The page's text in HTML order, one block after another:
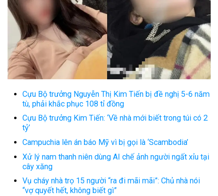
Cựu Bộ trưởng Nguyễn Thị Kim Tiến bị đề nghị 5-6 năm
tù, phải khắc phục 108 tỉ đồng
Cựu Bộ trưởng Kim Tiến: ‘Về nhà mới biết trong túi có 2
tỷ’
Campuchia lên án báo Mỹ vì bị gọi là ‘Scambodia’
Xử lý nam thanh niên dùng AI chế ảnh người ngất xỉu tại
cây xăng
Vụ cháy nhà trọ 15 người “ra đi mãi mãi”: Chủ nhà nói
“vợ quyết hết, không biết gì”